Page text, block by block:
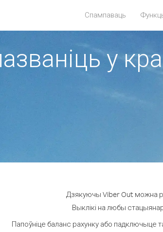
Спампаваць
у
Дзякуючы Viber Out можна
Выклікі на любы
Папоўніце баланс рахунку або падключыце